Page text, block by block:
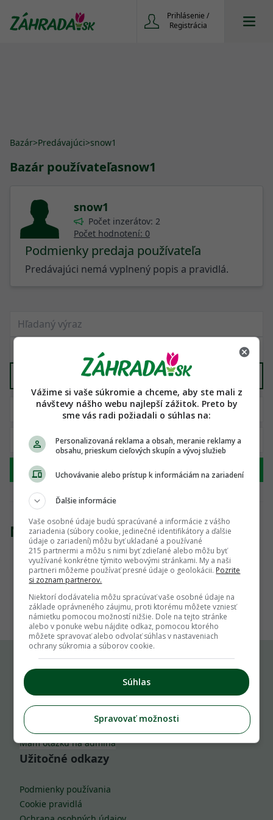
Prihlásenie /
Registrácia
Bazár>Predávajúci>snow1
Bazár používateľasnow1
snow1
Počet inzerátov: 2
Počet hodnotení: 0
Podmienky predaja používateľa
Predávajúci nemá vyplnený popis a pravidlá.
Dekorácie, kvetináče, nádoby
Hľadať
Nenašli sme žiadny produkt
1
Komu môžeš napísať
info@zahrada.sk
Nahlás chybu
Mám otázku na admina
Užitočné odkazy
Podmienky používania
Cookie pravidlá
Vážime si vaše súkromie a chceme, aby ste mali z
návštevy nášho webu najlepší zážitok. Preto by
sme vás radi požiadali o súhlas na:
Personalizovaná reklama a obsah, meranie reklamy a
obsahu, prieskum cieľových skupín a vývoj služieb
Uchovávanie alebo prístup k informáciám na zariadení
Ďalšie informácie
Vaše osobné údaje budú spracúvané a informácie z vášho
zariadenia (súbory cookie, jedinečné identifikátory a ďalšie
údaje o zariadení) môžu byť ukladané a používané
215 partnermi a môžu s nimi byť zdieľané alebo môžu byť
využívané konkrétne týmito webovými stránkami. My a naši
partneri môžeme používať presné údaje o geolokácii. Pozrite
si zoznam partnerov.
Niektorí dodávatelia môžu spracúvať vaše osobné údaje na
základe oprávneného záujmu, proti ktorému môžete vzniesť
námietku pomocou možností nižšie. Dole na tejto stránke
alebo v ponuke webu nájdite odkaz, pomocou ktorého
môžete spravovať alebo odvolať súhlas v nastaveniach
ochrany súkromia a súborov cookie.
Súhlas
Spravovať možnosti